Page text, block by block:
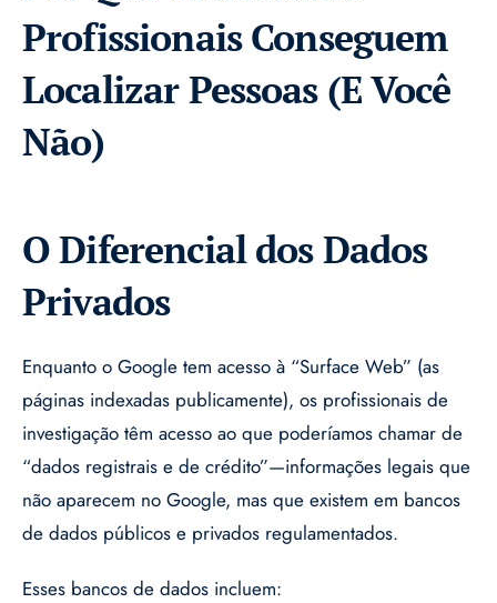
Profissionais Conseguem
Localizar Pessoas (E Você
Não)
O Diferencial dos Dados
Privados
Enquanto o Google tem acesso à “Surface Web” (as
páginas indexadas publicamente), os profissionais de
investigação têm acesso ao que poderíamos chamar de
“dados registrais e de crédito”—informações legais que
não aparecem no Google, mas que existem em bancos
de dados públicos e privados regulamentados.
Esses bancos de dados incluem: